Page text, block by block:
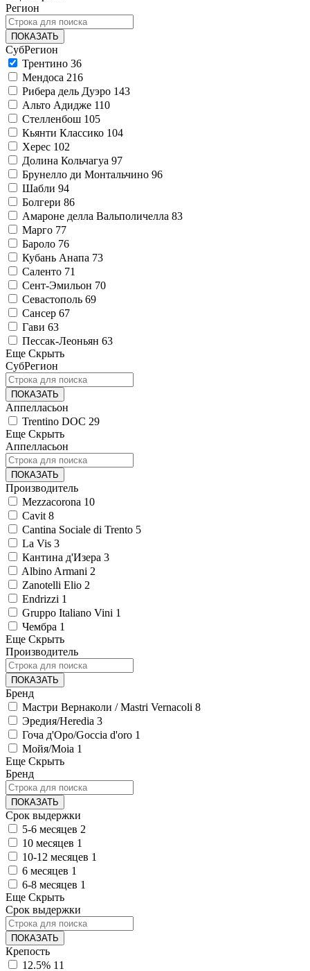
Регион
ПОКАЗАТЬ
СубРегион
Трентино 36
Мендоса 216
Рибера дель Дуэро 143
Альто Адидже 110
Стелленбош 105
Кьянти Классико 104
Херес 102
Долина Кольчагуа 97
Брунелло ди Монтальчино 96
Шабли 94
Болгери 86
Амароне делла Вальполичелла 83
Марго 77
Бароло 76
Кубань Анапа 73
Саленто 71
Сент-Эмильон 70
Севастополь 69
Сансер 67
Гави 63
Пессак-Леоньян 63
Еще Скрыть
СубРегион
ПОКАЗАТЬ
Аппелласьон
Trentino DOC 29
Еще Скрыть
Аппелласьон
ПОКАЗАТЬ
Производитель
Mezzacorona 10
Cavit 8
Cantina Sociale di Trento 5
La Vis 3
Кантина д'Изера 3
Albino Armani 2
Zanotelli Elio 2
Endrizzi 1
Gruppo Italiano Vini 1
Чембра 1
Еще Скрыть
Производитель
ПОКАЗАТЬ
Бренд
Мастри Вернаколи / Mastri Vernacoli 8
Эредия/Heredia 3
Гоча д'Оро/Goccia d'oro 1
Мойя/Moia 1
Еще Скрыть
Бренд
ПОКАЗАТЬ
Срок выдержки
5-6 месяцев 2
10 месяцев 1
10-12 месяцев 1
6 месяцев 1
6-8 месяцев 1
Еще Скрыть
Срок выдержки
ПОКАЗАТЬ
Крепость
12.5% 11